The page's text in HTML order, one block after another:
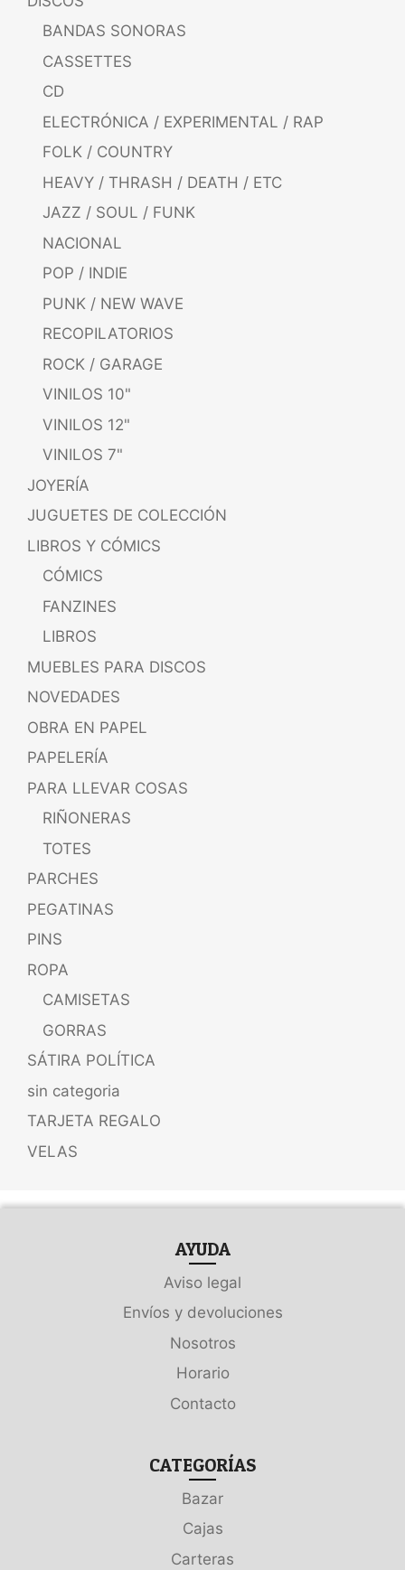
BANDAS SONORAS
CASSETTES
CD
ELECTRÓNICA / EXPERIMENTAL / RAP
FOLK / COUNTRY
HEAVY / THRASH / DEATH / ETC
JAZZ / SOUL / FUNK
NACIONAL
POP / INDIE
PUNK / NEW WAVE
RECOPILATORIOS
ROCK / GARAGE
VINILOS 10"
VINILOS 12"
VINILOS 7"
JOYERÍA
JUGUETES DE COLECCIÓN
LIBROS Y CÓMICS
CÓMICS
FANZINES
LIBROS
MUEBLES PARA DISCOS
NOVEDADES
OBRA EN PAPEL
PAPELERÍA
PARA LLEVAR COSAS
RIÑONERAS
TOTES
PARCHES
PEGATINAS
PINS
ROPA
CAMISETAS
GORRAS
SÁTIRA POLÍTICA
sin categoria
TARJETA REGALO
VELAS
AYUDA
Aviso legal
Envíos y devoluciones
Nosotros
Horario
Contacto
CATEGORÍAS
Bazar
Cajas
Carteras